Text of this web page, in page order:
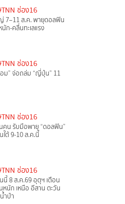
ช่อง16
7–11 ส.ค. พายุดอลฟิน
ก-คลื่นทะเลแรง
ช่อง16
ม” จ่อถล่ม “ญี่ปุ่น” 11
ช่อง16
น รับมือพายุ “ดอลฟิน”
ต้ 9-10 ส.ค.นี้
ช่อง16
8 ส.ค.69 อุตุฯ เตือน
นัก เหนือ อีสาน ตะวัน
ำป่า